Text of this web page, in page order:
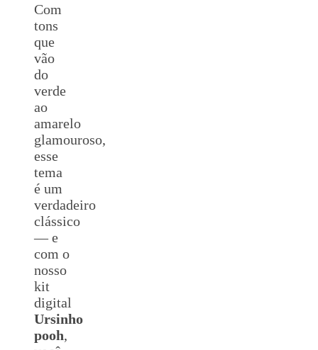
Com
tons
que
vão
do
verde
ao
amarelo
glamouroso,
esse
tema
é um
verdadeiro
clássico
— e
com o
nosso
kit
digital
Ursinho
pooh,